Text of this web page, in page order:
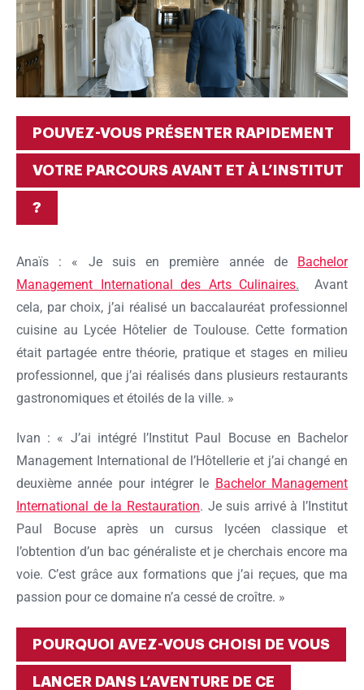
POUVEZ-VOUS PRÉSENTER RAPIDEMENT
VOTRE PARCOURS AVANT ET À L’INSTITUT
?
Anaïs : « Je suis en première année de
Bachelor
Management International des Arts Culinaires. Avant
cela, par choix, j’ai réalisé un baccalauréat professionnel
cuisine au Lycée Hôtelier de Toulouse. Cette formation
était partagée entre théorie, pratique et stages en milieu
professionnel, que j’ai réalisés dans plusieurs restaurants
gastronomiques et étoilés de la ville. »
Ivan : « J’ai intégré l’Institut Paul Bocuse en Bachelor
Management International de l’Hôtellerie et j’ai changé en
deuxième année pour intégrer le Bachelor Management
International de la Restauration. Je suis arrivé à l’Institut
Paul Bocuse après un cursus lycéen classique et
l’obtention d’un bac généraliste et je cherchais encore ma
voie. C’est grâce aux formations que j’ai reçues, que ma
passion pour ce domaine n’a cessé de croître. »
POURQUOI AVEZ-VOUS CHOISI DE VOUS
LANCER DANS L’AVENTURE DE CE